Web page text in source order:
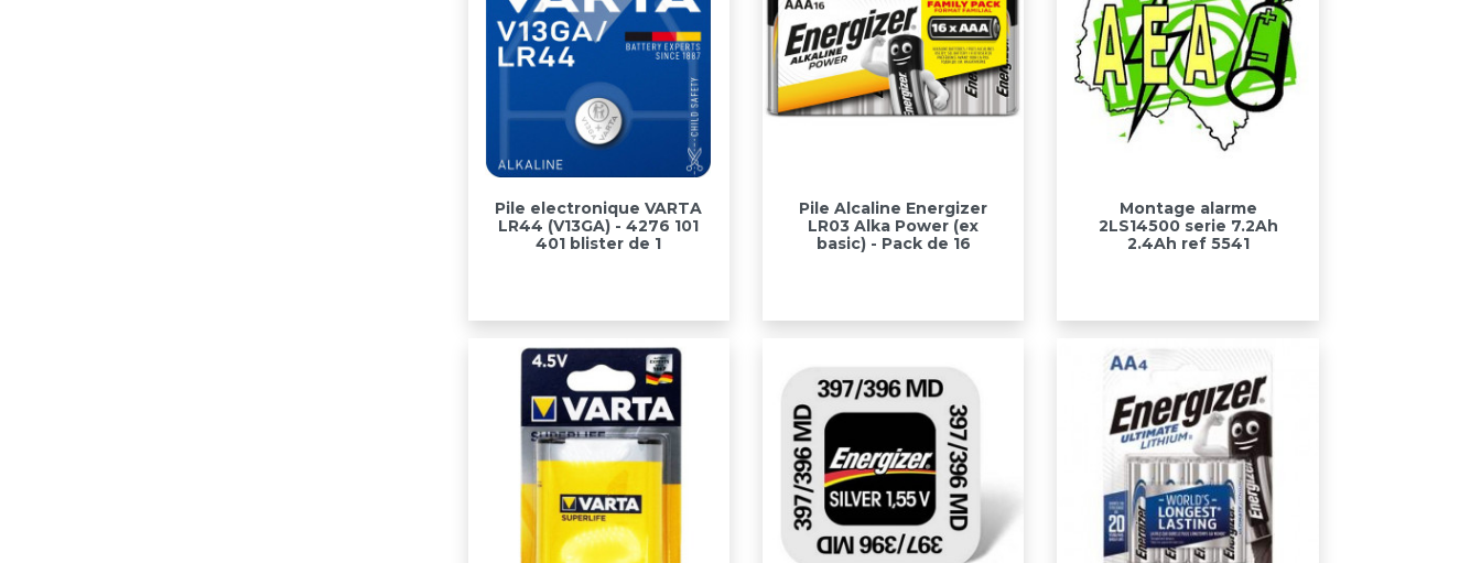
 Aperçu rapide
Pile electronique VARTA
LR44 (V13GA) - 4276 101
401 blister de 1
 Aperçu rapide
Pile Alcaline Energizer
LR03 Alka Power (ex
basic) - Pack de 16
 Aperçu rapide
Montage alarme
2LS14500 serie 7.2Ah
2.4Ah ref 5541